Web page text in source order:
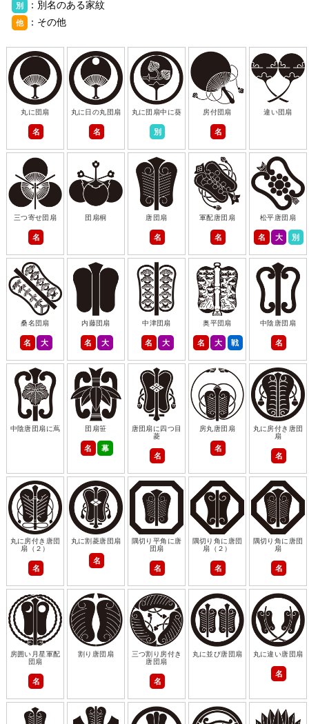
別 ：別名のある家紋
他 ：その他
丸に団扇
名
丸に日の丸団扇
名
丸に団扇中に葵
別
房付団扇
名
違い団扇
三つ寄せ団扇
名
団扇桐 唐団扇
名
軍配唐団扇
名
松平唐団扇
名 大 別
桑名団扇
名 大
内藤団扇
名 大
中津団扇
名 大
奥平団扇
名 大 戦
中陰唐団扇
名
中陰唐団扇に蔦 団扇笹
名 幕
唐団扇に四つ目
菱
名
房丸唐団扇
名
丸に房付き唐団
扇
名
丸に房付き唐団
扇（２）
名
丸に割菱唐団扇
名
隅切り平角に唐
団扇
名
隅切り角に唐団
扇（２）
名
隅切り角に唐団
扇
名
房囲い月星軍配
団扇
名
割り唐団扇
三つ割り房付き
唐団扇
名
丸に並び唐団扇 丸に違い唐団扇
名